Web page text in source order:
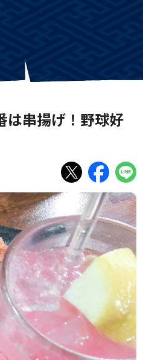
は串揚げ！野球好